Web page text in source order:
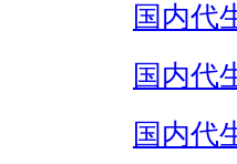
国内代
国内代
国内代